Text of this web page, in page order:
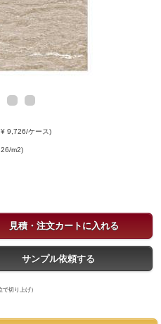
9,726/ケース)
m2)
見積・注文カートに入れる
サンプル依頼する
切り上げ）